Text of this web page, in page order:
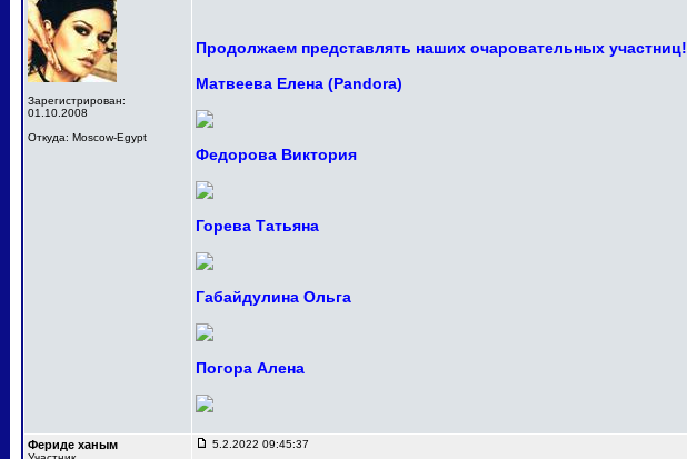
Зарегистрирован:
01.10.2008
Откуда: Moscow-Egypt
Продолжаем представлять наших очаровательных участниц!
Матвеева Елена (Pandora)
Федорова Виктория
Горева Татьяна
Габайдулина Ольга
Погора Алена
Фериде ханым 5.2.2022 09:45:37